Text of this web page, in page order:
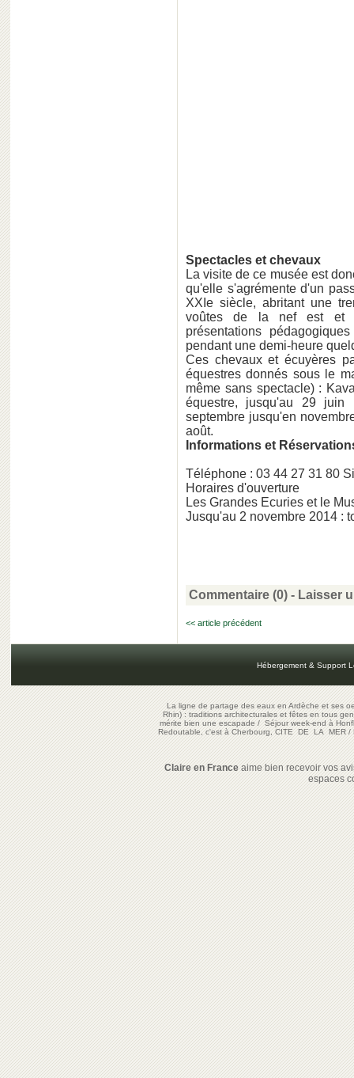
Spectacles et chevaux
La visite de ce musée est
qu'elle s'agrémente d'un
XXIe siècle, abritant une
voûtes de la nef est et
présentations
pendant une demi-heure
Ces chevaux et écuyères
équestres donnés sous le
même sans spectacle) :
équestre, jusqu'au 29 juin
septembre jusqu'en
août.
Informations et
Téléphone : 03 44 27 31 80
Horaires d'ouverture
Les Grandes Ecuries et le
Jusqu'au 2 novembre 2014 :
Commentaire (0) - Laisser
<< article précédent
Hébergement & Support
La ligne de partage des eaux en Ardèche et ses
Rhin) : traditions architecturales et fêtes en tous
mérite bien une escapade/Séjour week-end à
Redoutable, c'est à Cherbourg, CITE DE LA MER/
Claire en Franceaime bien recevoir vos
espaces